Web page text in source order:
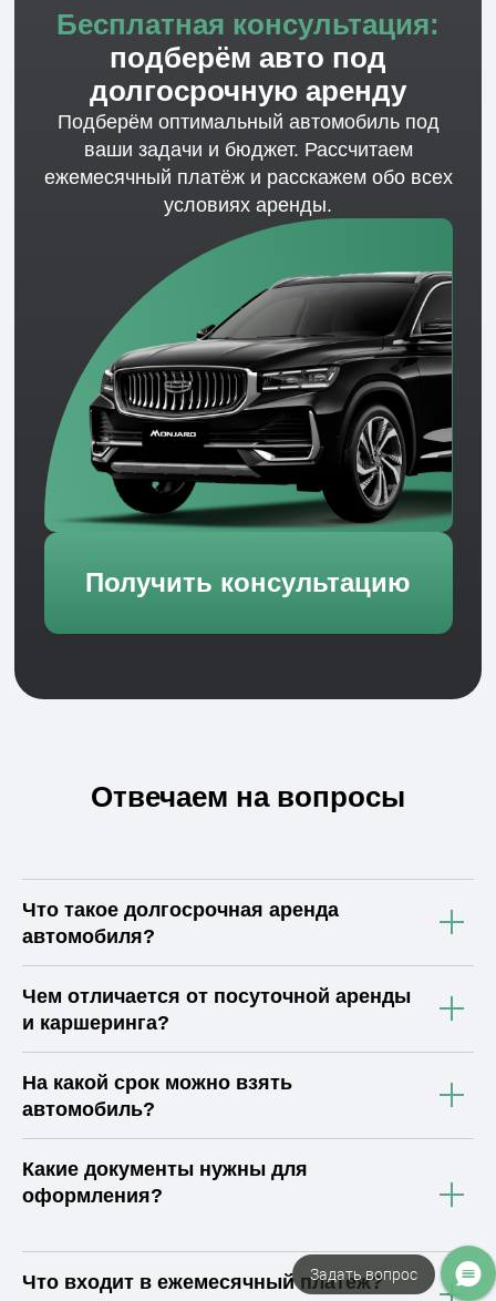
Что такое долгосрочная аренда
автомобиля?
Чем отличается от посуточной аренды
и каршеринга?
На какой срок можно взять
автомобиль?
Какие документы нужны для
оформления?
Что входит в ежемесячный платеж?
Задать вопрос